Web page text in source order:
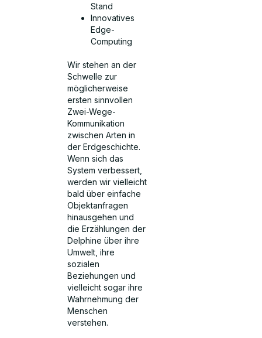
Stand
Innovatives
Edge-
Computing
Wir stehen an der
Schwelle zur
möglicherweise
ersten sinnvollen
Zwei-Wege-
Kommunikation
zwischen Arten in
der Erdgeschichte.
Wenn sich das
System verbessert,
werden wir vielleicht
bald über einfache
Objektanfragen
hinausgehen und
die Erzählungen der
Delphine über ihre
Umwelt, ihre
sozialen
Beziehungen und
vielleicht sogar ihre
Wahrnehmung der
Menschen
verstehen.